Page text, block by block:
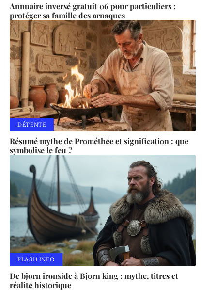
Annuaire inversé gratuit 06 pour particuliers :
protéger sa famille des arnaques
DÉTENTE
Résumé mythe de Prométhée et signification : que
symbolise le feu ?
FLASH INFO
De bjorn ironside à Bjorn king : mythe, titres et
réalité historique